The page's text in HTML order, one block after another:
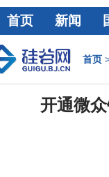
首页 新闻
经济
首页
开通微